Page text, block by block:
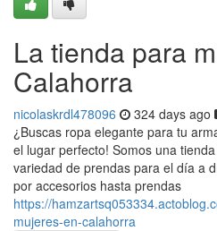
La tienda para
Calahorra
nicolaskrdl478096 324 days ago
¿Buscas ropa elegante para tu
el lugar perfecto! Somos una
variedad de prendas para el día a
por accesorios hasta prendas
https://
mujeres-en-calahorra